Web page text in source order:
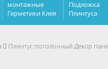
монтажные
Герметики Клея
Подложка
Плинтуса
Плинтус потолочный Декор